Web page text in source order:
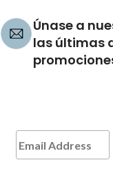
Únase a
las últimas